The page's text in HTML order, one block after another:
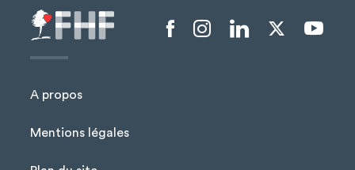
A propos
Mentions légales
Menu liens sociaux